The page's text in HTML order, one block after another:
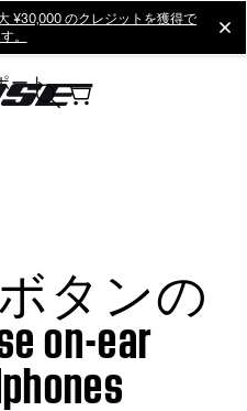
¥30,000 のクレジットを獲得で
。
ート
タンの
on-ear